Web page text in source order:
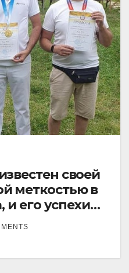
своей
меткостью в
и его успехи